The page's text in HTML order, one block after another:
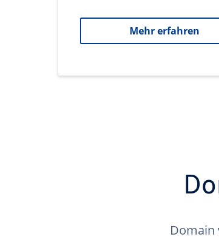
Mehr erfahren
Domain